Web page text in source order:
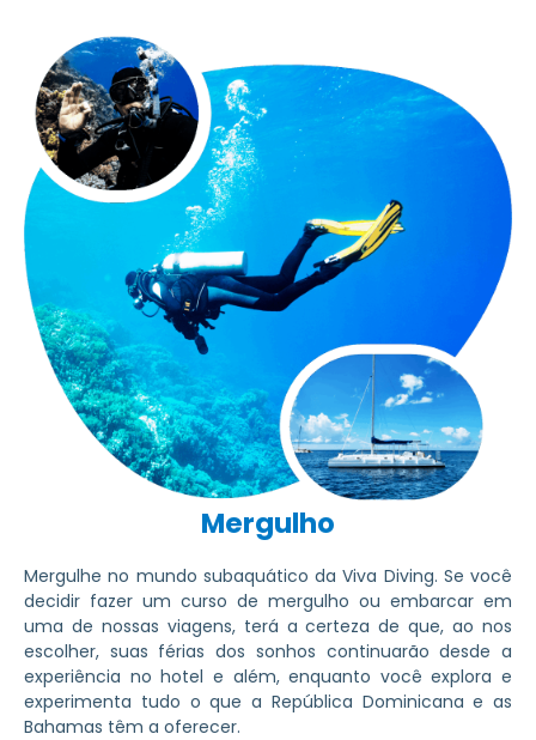
Mergulho
Mergulhe no mundo subaquático da Viva Diving. Se você
decidir fazer um curso de mergulho ou embarcar em
uma de nossas viagens, terá a certeza de que, ao nos
escolher, suas férias dos sonhos continuarão desde a
experiência no hotel e além, enquanto você explora e
experimenta tudo o que a República Dominicana e as
Bahamas têm a oferecer.